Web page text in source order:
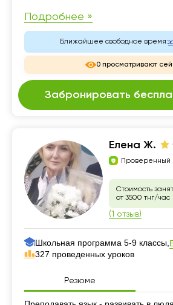
Подробнее »
Ближайшее свободное время:
0 просматривают
Забронировать
Елена Ж.
Проверенный
Стоимость
от 3500 тнг/час
(1 отзыв)
Школьная программа 5-9 классы,
327 проведенных уроков
Резюме